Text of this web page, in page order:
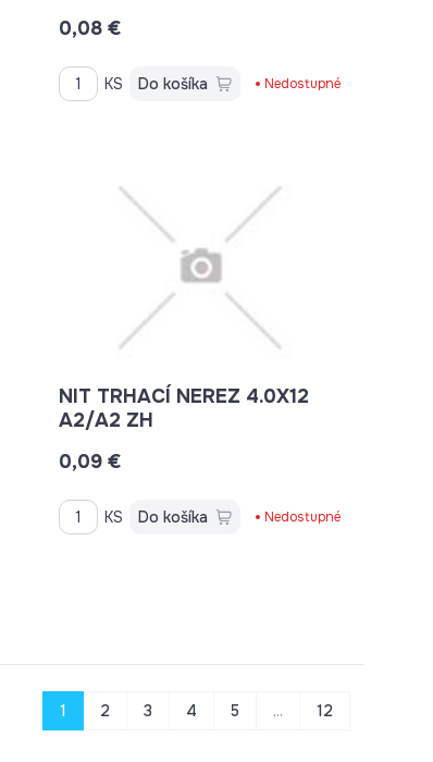
0,08 €
KS Do košíka Nedostupné
NIT TRHACÍ NEREZ 4.0X12
A2/A2 ZH
0,09 €
KS Do košíka Nedostupné
1 2 3 4 5 ... 12